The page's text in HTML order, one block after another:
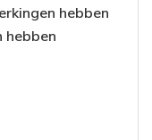
hebben
hebben